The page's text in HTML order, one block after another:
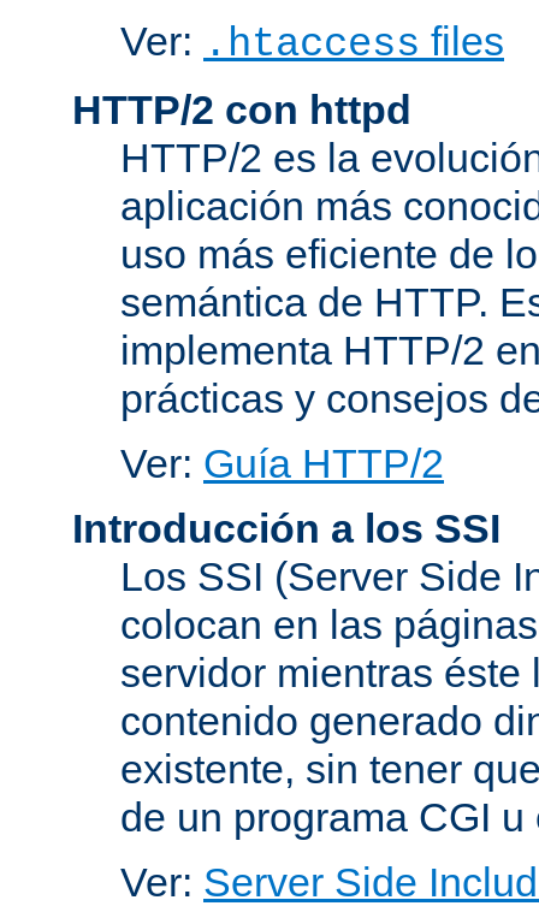
Ver: .htaccess files
HTTP/2 con httpd
HTTP/2 es la
aplicación más
uso más eficiente de
semántica de HTTP.
implementa HTTP/2
prácticas y consejos
Ver: Guía HTTP/2
Introducción a los SSI
Los SSI (Server Side
colocan en las
servidor mientras
contenido generado
existente, sin tener
de un programa CGI
Ver: Server Side